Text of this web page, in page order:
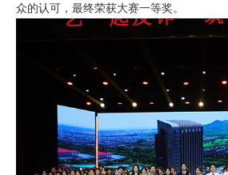
众的认可，最终荣获大赛一等奖。